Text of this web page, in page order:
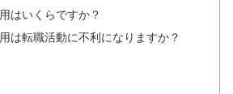
はいくらですか？
は転職活動に不利になりますか？